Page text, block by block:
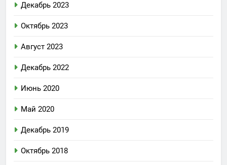
Декабрь 2023
Октябрь 2023
Август 2023
Декабрь 2022
Июнь 2020
Май 2020
Декабрь 2019
Октябрь 2018